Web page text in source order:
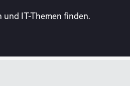
und IT-Themen finden.